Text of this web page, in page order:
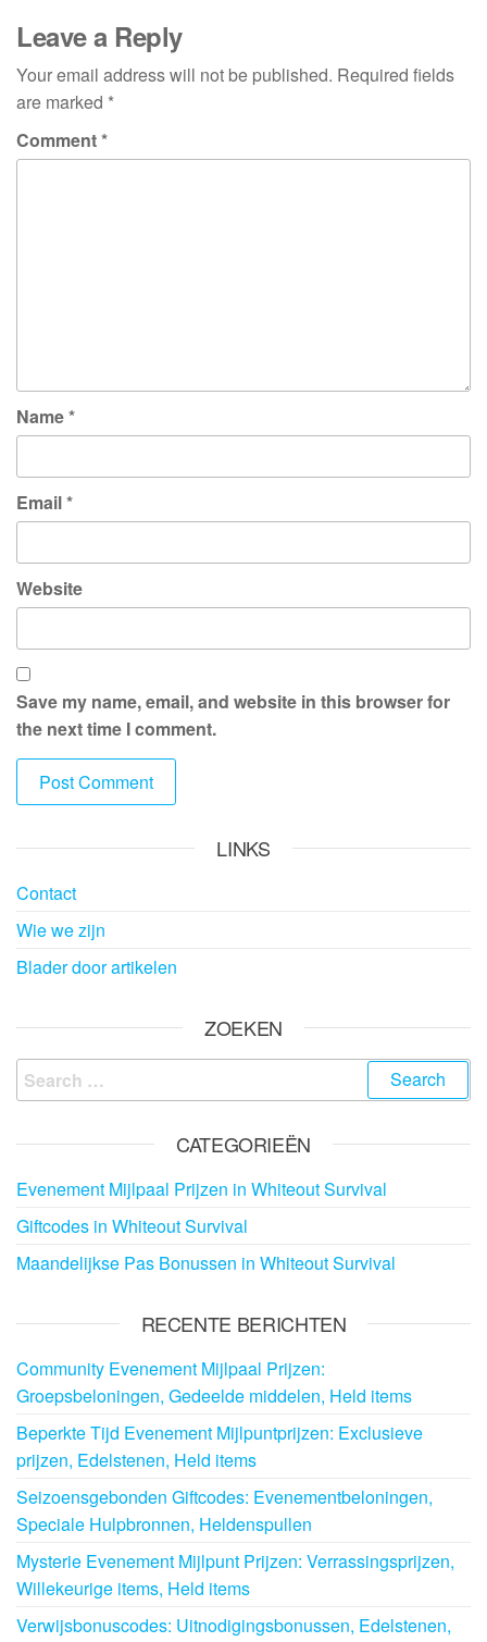
Leave a Reply
Your email address will not be published. Required fields
are marked *
Comment*
Name*
Email*
Website
Save my name, email, and website in this browser for
the next time I comment.
LINKS
Contact
Wie we zijn
Blader door artikelen
ZOEKEN
Search
for:
CATEGORIEËN
Evenement Mijlpaal Prijzen in Whiteout Survival
Giftcodes in Whiteout Survival
Maandelijkse Pas Bonussen in Whiteout Survival
RECENTE BERICHTEN
Community Evenement Mijlpaal Prijzen:
Groepsbeloningen, Gedeelde middelen, Held items
Beperkte Tijd Evenement Mijlpuntprijzen: Exclusieve
prijzen, Edelstenen, Held items
Seizoensgebonden Giftcodes: Evenementbeloningen,
Speciale Hulpbronnen, Heldenspullen
Mysterie Evenement Mijlpunt Prijzen: Verrassingsprijzen,
Willekeurige items, Held items
Verwijsbonuscodes: Uitnodigingsbonussen, Edelstenen,